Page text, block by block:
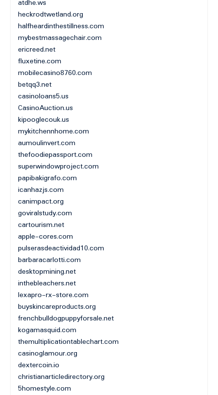
atdhe.ws
heckrodtwetland.org
halfheardinthestillness.com
mybestmassagechair.com
ericreed.net
fluxetine.com
mobilecasino8760.com
betqq3.net
casinoloans5.us
CasinoAuction.us
kipooglecouk.us
mykitchennhome.com
aumoulinvert.com
thefoodiepassport.com
superwindowproject.com
papibakigrafo.com
icanhazjs.com
canimpact.org
goviralstudy.com
cartourism.net
apple-cores.com
pulserasdeactividad10.com
barbaracarlotti.com
desktopmining.net
inthebleachers.net
lexapro-rx-store.com
buyskincareproducts.org
frenchbulldogpuppyforsale.net
kogamasquid.com
themultiplicationtablechart.com
casinoglamour.org
dextercoin.io
christianarticledirectory.org
5homestyle.com